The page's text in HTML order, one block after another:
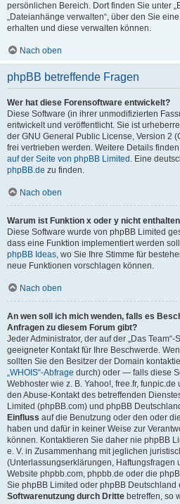
persönlichen Bereich. Dort finden Sie unter
„Dateianhänge verwalten“, über den Sie
erhalten und diese verwalten können.
Nach oben
phpBB betreffende Fragen
Wer hat diese Forensoftware entwickelt?
Diese Software (in ihrer unmodifizierten
entwickelt und veröffentlicht. Sie ist
der GNU General Public License, Version 2
frei vertrieben werden. Weitere Details
auf der Seite von phpBB Limited . Eine
phpBB.de zu finden.
Nach oben
Warum ist Funktion x oder y nicht
Diese Software wurde von phpBB Limited
dass eine Funktion implementiert werden
phpBB Ideas, wo Sie Ihre Stimme für
neue Funktionen vorschlagen können.
Nach oben
An wen soll ich mich wenden, falls es
Anfragen zu diesem Forum gibt?
Jeder Administrator, der auf der „Das
geeigneter Kontakt für Ihre Beschwerde.
sollten Sie den Besitzer der Domain
„WHOIS“-Abfrage durch) oder — falls diese
Webhoster wie z. B. Yahoo!, free.fr,
den Abuse-Kontakt des betreffenden
Limited (phpBB.com) und phpBB
Einfluss auf die Benutzung oder den oder
haben und dafür in keiner Weise zur
können. Kontaktieren Sie daher nie phpBB
e. V. in Zusammenhang mit jeglichen
(Unterlassungserklärungen, Haftungsfragen
Website phpbb.com, phpbb.de oder die
Sie phpBB Limited oder phpBB Deutschland
Softwarenutzung durch Dritte betreffen, so